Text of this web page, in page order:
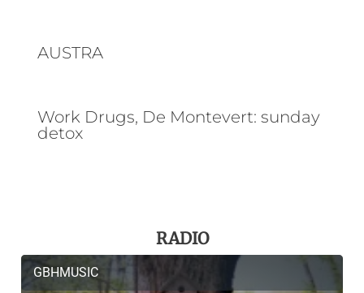
AUSTRA
Work Drugs, De Montevert: sunday
detox
RADIO